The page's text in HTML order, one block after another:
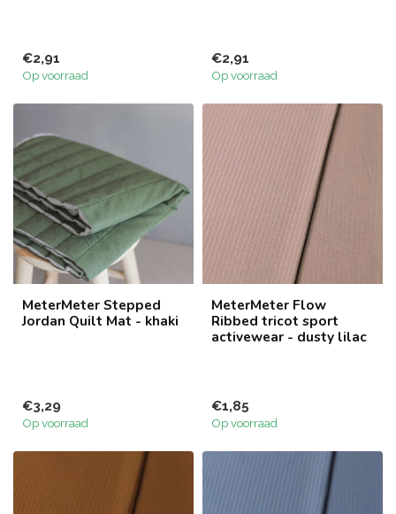
€2,91
Op voorraad
€2,91
Op voorraad
MeterMeter Stepped
Jordan Quilt Mat - khaki
€3,29
Op voorraad
MeterMeter Flow
Ribbed tricot sport
activewear - dusty lilac
€1,85
Op voorraad